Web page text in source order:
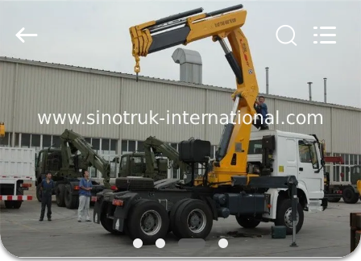
CASA.
PRODUCTOS
SOBRE
NOSOTROS
LTD..
Reserved.